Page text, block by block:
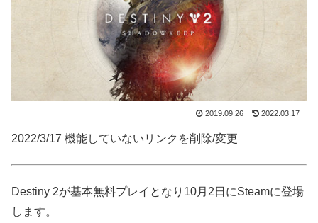
2019.09.26 2022.03.17
2022/3/17 機能していないリンクを削除/変更
Destiny 2が基本無料プレイとなり10月2日にSteamに登場
します。